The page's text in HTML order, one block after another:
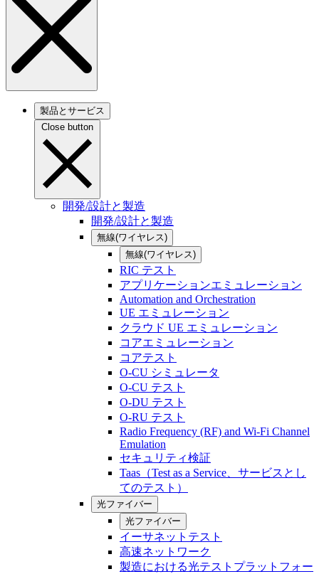
製品とサービス
Close button
開発/設計と製造
開発/設計と製造
無線(ワイヤレス)
無線(ワイヤレス)
RIC テスト
アプリケーションエミュレーション
Automation and Orchestration
UE エミュレーション
クラウド UE エミュレーション
コアエミュレーション
コアテスト
O-CU シミュレータ
O-CU テスト
O-DU テスト
O-RU テスト
Radio Frequency (RF) and Wi-Fi Channel
Emulation
セキュリティ検証
Taas（Test as a Service、サービスとし
てのテスト）
光ファイバー
光ファイバー
イーサネットテスト
高速ネットワーク
製造における光テストプラットフォー